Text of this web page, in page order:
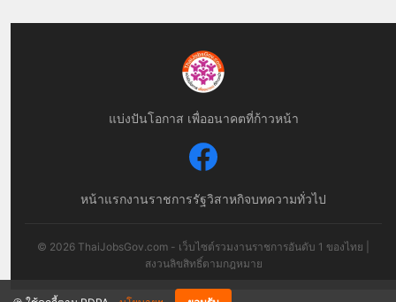
แบ่งปันโอกาส เพื่ออนาคตที่ก้าวหน้า
หน้าแรกงานราชการรัฐวิสาหกิจบทความทั่วไป
© 2026 ThaiJobsGov.com - เว็บไซต์รวมงานราชการอันดับ 1 ของไทย |
สงวนลิขสิทธิ์ตามกฎหมาย